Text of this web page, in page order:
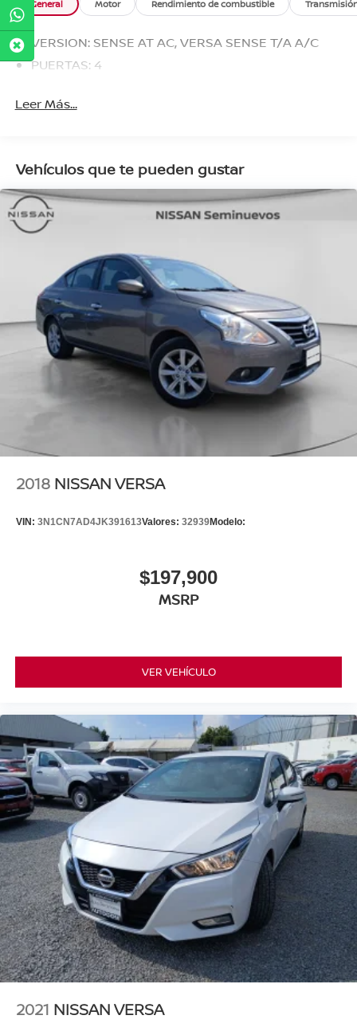
General Motor Rendimiento de combustible
VERSION: SENSE AT AC, VERSA SENSE T/A A/C
PUERTAS: 4
Leer Más...
Vehículos que te pueden gustar
2018 NISSAN VERSA
VIN: 3N1CN7AD4JK391613Valores: 32939Modelo:
$197,900
MSRP
VER VEHÍCULO
2021 NISSAN VERSA